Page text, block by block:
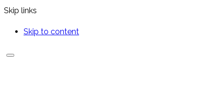
Skip links
Skip to content